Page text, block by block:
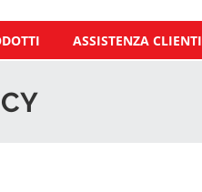
ASSISTENZA CLIENTI